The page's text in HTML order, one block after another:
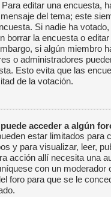
editar una encuesta,
del tema; este
Si nadie ha votado,
borrar la encuesta o editar
si algún miembro
o administradores
Esto evita que las
de la votación.
acceder a algún
estar limitados para
y para visualizar, leer,
acción allí necesita una
con un moderador
foro para que se le